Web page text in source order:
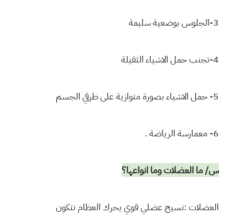
3-الجلوس بوضعية سليمة
4-تجنب حمل الاشياء الثقيلة
5- حمل الاشياء بصورة متوازية على طرفي الجسم
6- معمارسة الرياضة .
س/ ما العضلات وما انواعها؟
العضلات :نسيح عضلي قوي يحرك العظام نتكون